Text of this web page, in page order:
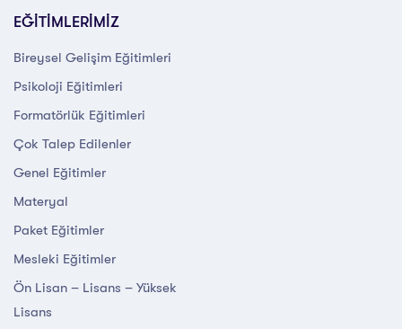
EĞİTİMLERİMİZ
Bireysel Gelişim Eğitimleri
Psikoloji Eğitimleri
Formatörlük Eğitimleri
Çok Talep Edilenler
Genel Eğitimler
Materyal
Paket Eğitimler
Mesleki Eğitimler
Ön Lisan – Lisans – Yüksek
Lisans